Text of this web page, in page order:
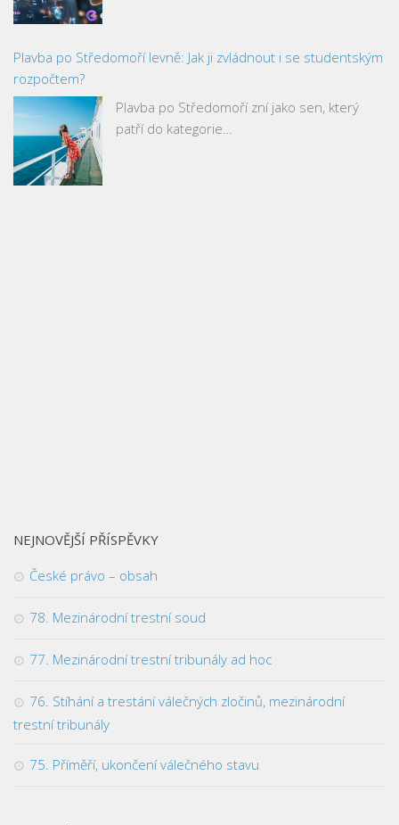
Plavba po Středomoří levně: Jak ji zvládnout i se studentským
rozpočtem?
Plavba po Středomoří zní jako sen, který
patří do kategorie…
NEJNOVĚJŠÍ PŘÍSPĚVKY
České právo – obsah
78. Mezinárodní trestní soud
77. Mezinárodní trestní tribunály ad hoc
76. Stíhání a trestání válečných zločinů, mezinárodní
trestní tribunály
75. Příměří, ukončení válečného stavu